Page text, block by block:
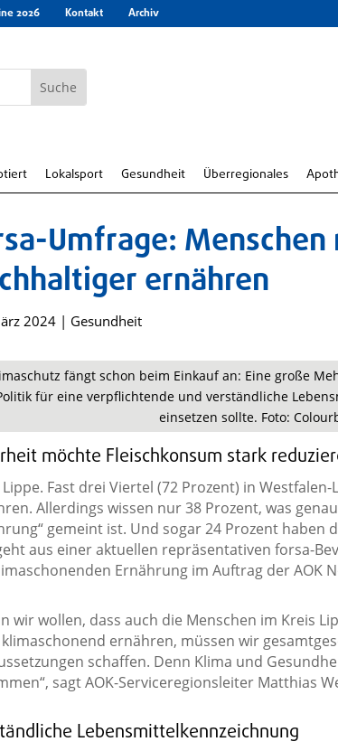
2026 Kontakt Archiv
Lokalsport Gesundheit Überregionales
Umfrage: Menschen
ernähren
2024| Gesundheit
fängt schon beim Einkauf an: Eine große
für eine verpflichtende und verständliche
einsetzen sollte. Foto:
möchte Fleischkonsum stark
Lippe. Fast drei Viertel (72 Prozent) in
Allerdings wissen nur 38 Prozent, was
gemeint ist. Und sogar 24 Prozent haben
aus einer aktuellen repräsentativen forsa-
Ernährung im Auftrag der AOK
wir wollen, dass auch die Menschen im Kreis
ernähren, müssen wir
schaffen. Denn Klima und
sagt AOK-Serviceregionsleiter Matthias
Lebensmittelkennzeichnung